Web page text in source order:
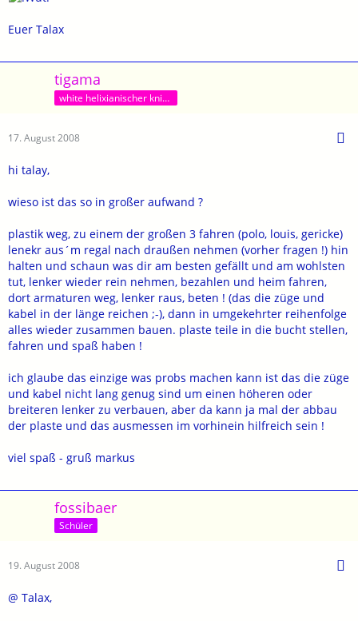
Euer Talax
tigama
white helixianischer kniffel-löser
17. August 2008
hi talay,
wieso ist das so in großer aufwand ?
plastik weg, zu einem der großen 3 fahren (polo, louis, gericke)
lenekr aus´m regal nach draußen nehmen (vorher fragen !) hin
halten und schaun was dir am besten gefällt und am wohlsten
tut, lenker wieder rein nehmen, bezahlen und heim fahren,
dort armaturen weg, lenker raus, beten ! (das die züge und
kabel in der länge reichen ;-), dann in umgekehrter reihenfolge
alles wieder zusammen bauen. plaste teile in die bucht stellen,
fahren und spaß haben !
ich glaube das einzige was probs machen kann ist das die züge
und kabel nicht lang genug sind um einen höheren oder
breiteren lenker zu verbauen, aber da kann ja mal der abbau
der plaste und das ausmessen im vorhinein hilfreich sein !
viel spaß - gruß markus
fossibaer
Schüler
19. August 2008
@ Talax,